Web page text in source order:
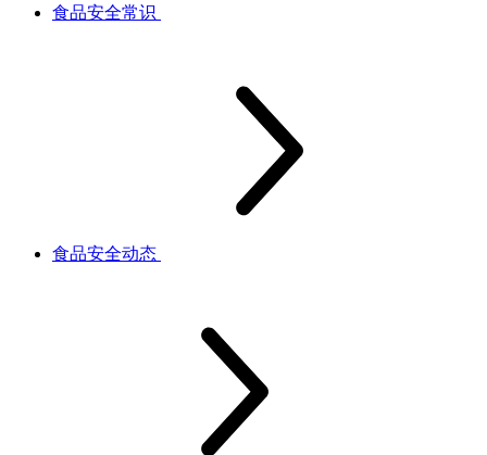
食品安全常识
食品安全动态